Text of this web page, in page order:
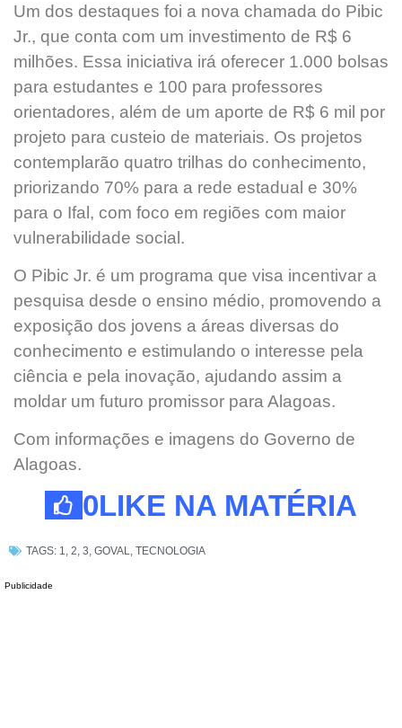
Um dos destaques foi a nova chamada do Pibic
Jr., que conta com um investimento de R$ 6
milhões. Essa iniciativa irá oferecer 1.000 bolsas
para estudantes e 100 para professores
orientadores, além de um aporte de R$ 6 mil por
projeto para custeio de materiais. Os projetos
contemplarão quatro trilhas do conhecimento,
priorizando 70% para a rede estadual e 30%
para o Ifal, com foco em regiões com maior
vulnerabilidade social.
O Pibic Jr. é um programa que visa incentivar a
pesquisa desde o ensino médio, promovendo a
exposição dos jovens a áreas diversas do
conhecimento e estimulando o interesse pela
ciência e pela inovação, ajudando assim a
moldar um futuro promissor para Alagoas.
Com informações e imagens do Governo de
Alagoas.
0LIKE NA MATÉRIA
TAGS: 1 2 3 GOVAL TECNOLOGIA
Publicidade